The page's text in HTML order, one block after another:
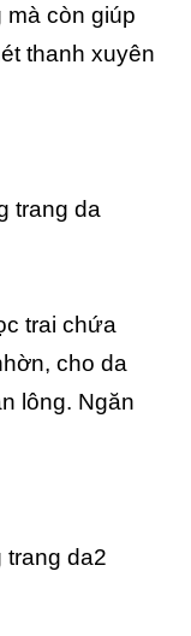
còn giúp
thanh xuyên
trai chứa
cho da
lông. Ngăn